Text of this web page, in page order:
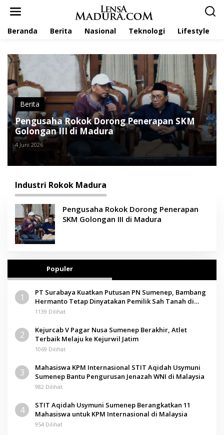
Beranda Berita Nasional Teknologi Lifestyle
Berita
Pengusaha Rokok Dorong Penerapan SKM
Golongan III di Madura
4 Juni 2026
Industri Rokok Madura
Pengusaha Rokok Dorong Penerapan
SKM Golongan III di Madura
Populer
1
PT Surabaya Kuatkan Putusan PN Sumenep, Bambang
Hermanto Tetap Dinyatakan Pemilik Sah Tanah di
Pamolokan
1139 Dilihat
2
Kejurcab V Pagar Nusa Sumenep Berakhir, Atlet
Terbaik Melaju ke Kejurwil Jatim
1069 Dilihat
3
Mahasiswa KPM Internasional STIT Aqidah Usymuni
Sumenep Bantu Pengurusan Jenazah WNI di Malaysia
982 Dilihat
4
STIT Aqidah Usymuni Sumenep Berangkatkan 11
Mahasiswa untuk KPM Internasional di Malaysia
954 Dilihat